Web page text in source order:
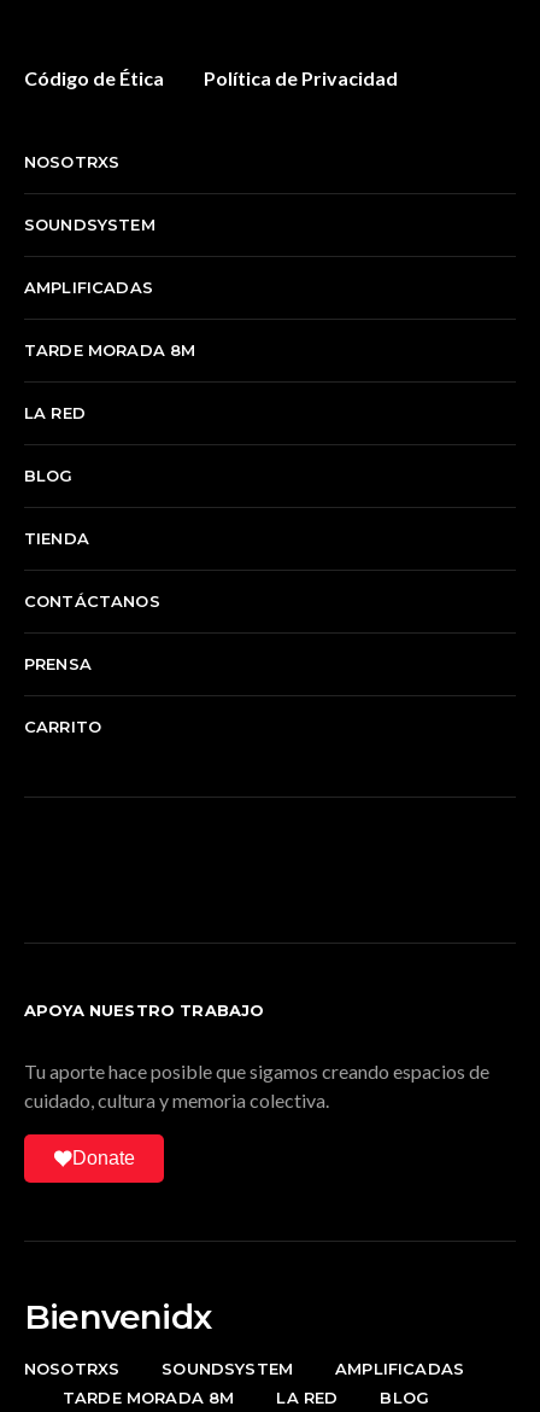
Código de Ética Política de Privacidad
NOSOTRXS
SOUNDSYSTEM
AMPLIFICADAS
TARDE MORADA 8M
LA RED
BLOG
TIENDA
CONTÁCTANOS
PRENSA
CARRITO
APOYA NUESTRO TRABAJO
Tu aporte hace posible que sigamos creando espacios de
cuidado, cultura y memoria colectiva.
Donate
Bienvenidx
NOSOTRXS SOUNDSYSTEM
AMPLIFICADAS
TARDE MORADA 8M
LA RED BLOG